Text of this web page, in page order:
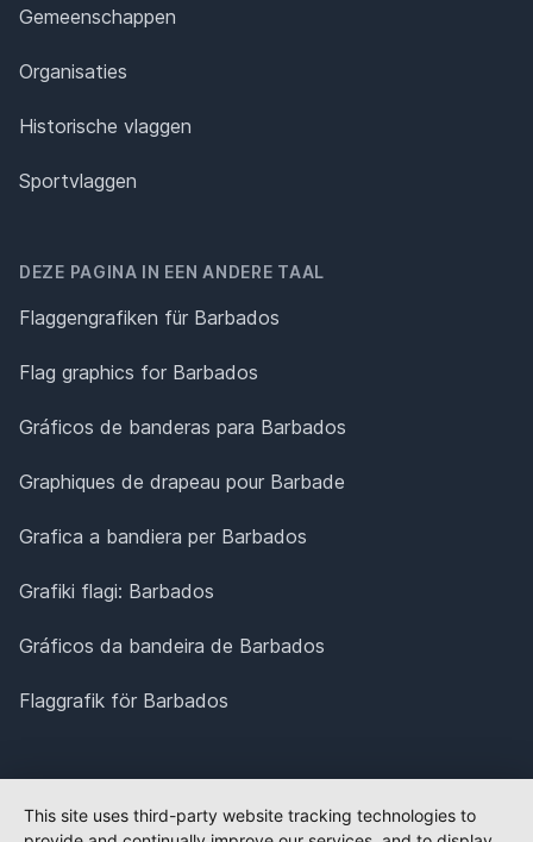
Gemeenschappen
Organisaties
Historische vlaggen
Sportvlaggen
DEZE PAGINA IN EEN ANDERE TAAL
Flaggengrafiken für Barbados
Flag graphics for Barbados
Gráficos de banderas para Barbados
Graphiques de drapeau pour Barbade
Grafica a bandiera per Barbados
Grafiki flagi: Barbados
Gráficos da bandeira de Barbados
Flaggrafik för Barbados
This site uses third-party website tracking technologies to